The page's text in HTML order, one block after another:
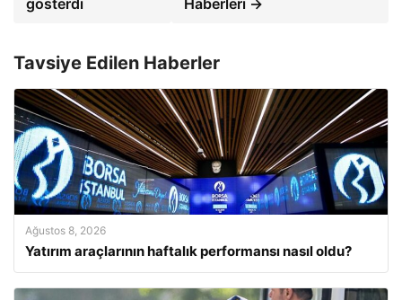
Tavsiye Edilen Haberler
Ağustos 8, 2026
Yatırım araçlarının haftalık performansı nasıl oldu?